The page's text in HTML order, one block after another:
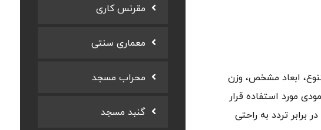
ابعاد مشخص، وزن
مورد استفاده قرار
برابر تردد به راحتی
مقرنس کاری
معماری سنتی
محراب مسجد
گنبد مسجد